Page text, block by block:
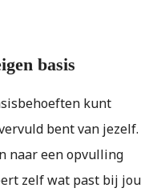
basis
kunt
bent van jezelf.
naar een opvulling
zelf wat past bij jou